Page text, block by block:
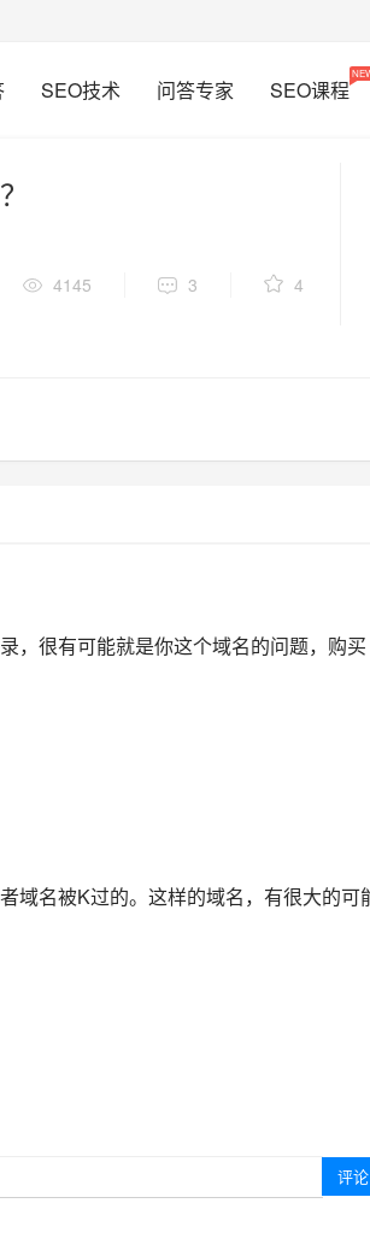
SEO技术 问答专家 SEO课程
4145 3 4
，很有可能就是你这个域名的问题，购买
域名被K过的。这样的域名，有很大的可